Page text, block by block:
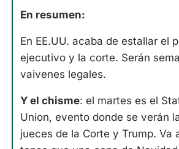
En resumen:
En EE.UU. acaba de estallar el
ejecutivo y la corte. Serán
vaivenes legales.
Y el chisme: el martes es el
Union, evento donde se verán
jueces de la Corte y Trump. Va